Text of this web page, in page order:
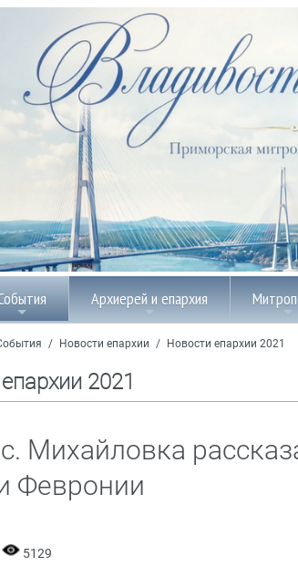
Архиерей и епархия
/ Новости епархии / Новости епархии 2021
2021
Михайловка
Февронии
5129